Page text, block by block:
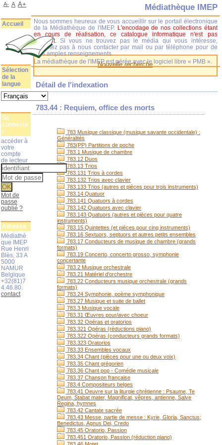
Nouvelle recherche
Détail de l'indexation
783.44 : Requiem, office des morts
783 Musique classique (musique savante occidentale) :
Généralités
783(PP) Partitions de poche
783.1 Musique de chambre
783.12 Duos
783.13 Trios
783.131 Trios à cordes
783.132 Trios avec clavier
783.133 Trios (autres et pièces pour trois instruments)
783.14 Quatuor
783.141 Quatuors à cordes
783.142 Quatuors avec clavier
783.143 Quatuors (autres et pièces pour quatre
instruments)
783.15 Quintettes (et pièces pour cinq instruments)
783.16 Sextuors, septuors et autres petits ensembles
783.17 Conducteurs de musique de chambre (grands
formats)
783.19 Concerto, concerto grosso, symphonie
concertante
783.2 Musique orchestrale
783.21 Matériel d'orchestre
783.22 Conducteurs musique orchestrale (grands
formats)
783.24 Symphonie, poème symphonique
783.27 Musique et suite de ballet
783.3 Musique vocale
783.31 Œuvres pour/avec choeur
783.32 Opéras et oratorios
783.321 Opéras (réductions piano)
783.322 Opéras (conducteurs grands formats)
783.323 Oratorios
783.33 Ensembles vocaux
783.34 Chant (pièces pour une ou deux voix)
783.35 Chant grégorien
783.36 Chant pop - Comédie musicale
783.37 Chanson française
783.4 Compositeurs belges
783.41 Oeuvre sur la liturgie chrétienne : Psaume, Te
Deum, Stabat mater, Magnificat, vêpres, antienne, Salve
Regina, hymnes
783.42 Cantate sacrée
783.43 Messe, partie de messe : Kyrie, Gloria, Sanctus;
Benedictus, Agnus Dei, Credo
783.45 Oratorio, Passion
783.451 Oratorio, Passion (réduction piano)
Médiathèque IMEP
Nous sommes heureux de vous accueillir sur le portail électronique
de la Médiathèque de l'IMEP. L'encodage de nos collections étant
en cours de réalisation, ce catalogue informatique n'est pas
complet.
Si vous ne trouvez pas le média qui vous intéresse,
n'hésitez pas à nous contacter par mail ou par téléphone pour de
plus amples renseignements.
La médiathèque de l'IMEP est gérée avec le logiciel libre « PMB ».
A- A A+
Accueil
Sélection
de la
langue
Se
connecte
r
accéder à
votre
compte
de lecteur
Mot de
passe
oublié ?
Adresse
Médiathè
que IMEP
Rue Henri
Blès, 33 A
5000
NAMUR
Belgique
+32(81)7
4.46.80.
contact